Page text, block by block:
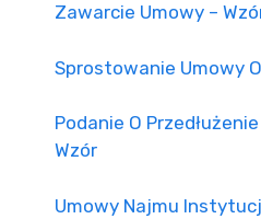
Zawarcie Umowy –
Sprostowanie Umowy
Podanie O
Wzór
Umowy Najmu